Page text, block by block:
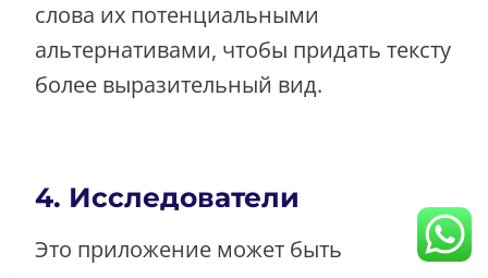
слова их потенциальными
альтернативами, чтобы придать тексту
более выразительный вид.
4. Исследователи
Это приложение может быть